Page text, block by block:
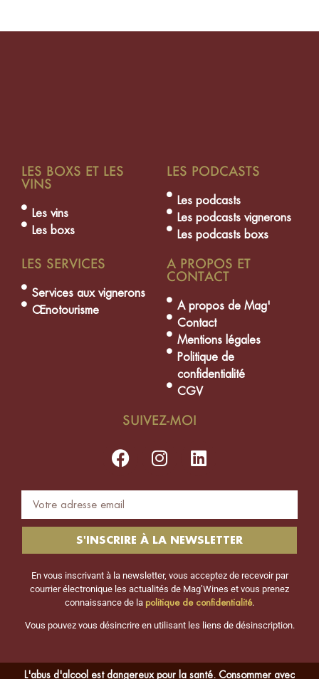
LES BOXS ET LES
VINS
Les vins
Les boxs
LES PODCASTS
Les podcasts
Les podcasts vignerons
Les podcasts boxs
LES SERVICES
Services aux vignerons
Œnotourisme
A PROPOS ET
CONTACT
A propos de Mag'
Contact
Mentions légales
Politique de
confidentialité
CGV
SUIVEZ-MOI
S'INSCRIRE À LA NEWSLETTER
En vous inscrivant à la newsletter, vous acceptez de recevoir par
courrier électronique les actualités de Mag’Wines et vous prenez
connaissance de la politique de confidentialité.
Vous pouvez vous désincrire en utilisant les liens de désinscription.
L'abus d'alcool est dangereux pour la santé. Consommer avec